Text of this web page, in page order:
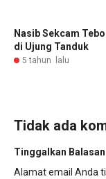
Nasib Sekcam
di Ujung Tanduk
5 tahun lalu
Tidak ada
Tinggalkan Balasan
Alamat email Anda